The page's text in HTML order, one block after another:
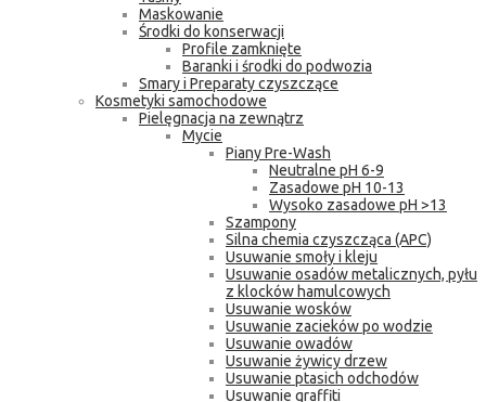
Maskowanie
Środki do konserwacji
Profile zamknięte
Baranki i środki do podwozia
Smary i Preparaty czyszczące
Kosmetyki samochodowe
Pielęgnacja na zewnątrz
Mycie
Piany Pre-Wash
Neutralne pH 6-9
Zasadowe pH 10-13
Wysoko zasadowe pH >13
Szampony
Silna chemia czyszcząca (APC)
Usuwanie smoły i kleju
Usuwanie osadów metalicznych, pyłu
z klocków hamulcowych
Usuwanie wosków
Usuwanie zacieków po wodzie
Usuwanie owadów
Usuwanie żywicy drzew
Usuwanie ptasich odchodów
Usuwanie graffiti